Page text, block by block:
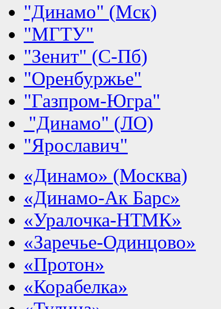
"Динамо" (Мск)
"МГТУ"
"Зенит" (С-Пб)
"Оренбуржье"
"Газпром-Югра"
"Динамо" (ЛО)
"Ярославич"
«Динамо» (Москва)
«Динамо-Ак Барс»
«Уралочка-НТМК»
«Заречье-Одинцово»
«Протон»
«Корабелка»